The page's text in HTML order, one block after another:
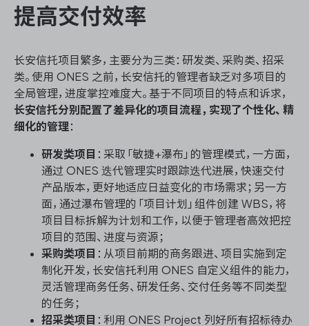
提高交付效率
长安信托项目繁多，主要分为三类：研发类、采购类、招采
类。使用 ONES 之前，长安信托的管理者缺乏对多项目的
全局管理，进度掌控难度大。基于不同项目的特点和诉求，
长安信托分别配置了差异化的项目流程，实现了个性化、精
细化的管理：
研发类项目 ：采取「敏捷+瀑布」的管理模式，一方面，
通过 ONES 迭代管理实时跟踪迭代进展，快速交付
产品版本，更好地适应日益变化的市场需求；另一方
面，通过瀑布管理的「项目计划」组件创建 WBS，将
项目目标拆解为计划和工作，以便于管理者高效把控
项目的范围、进度与资源；
采购类项目 ：从项目前期的商务跟进、项目实施到定
制化开发，长安信托利用 ONES 自定义组件的能力，
灵活管理商务任务、研发任务、交付任务等不同类型
的任务；
招采类项目 ：利用 ONES Project 列好所有招标待办